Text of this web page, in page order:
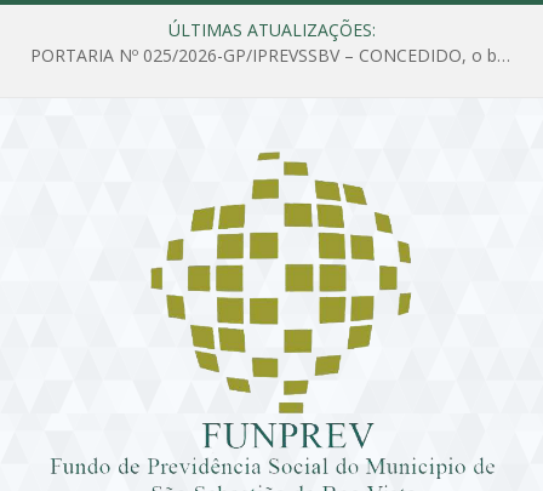
ÚLTIMAS ATUALIZAÇÕES:
PORTARIA Nº 025/2026-GP/IPREVSSBV – CONCEDIDO, o benefício de PENSÃO a MARIA ESTELA DOS SANTOS SOUZA